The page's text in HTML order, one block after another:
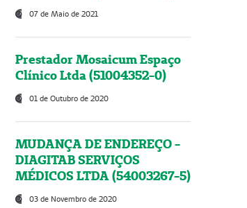
07 de Maio de 2021
Prestador Mosaicum Espaço
Clínico Ltda (51004352-0)
01 de Outubro de 2020
MUDANÇA DE ENDEREÇO -
DIAGITAB SERVIÇOS
MÉDICOS LTDA (54003267-5)
03 de Novembro de 2020